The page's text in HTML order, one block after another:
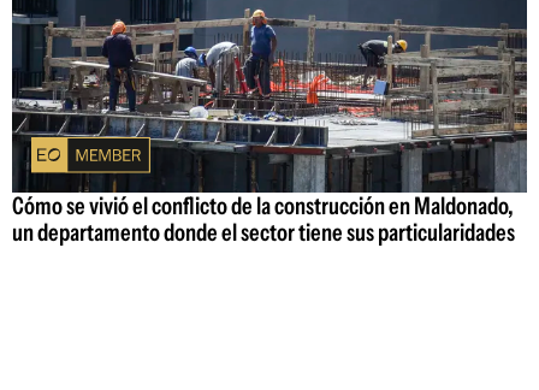
Cómo se vivió el conflicto de la construcción en Maldonado,
un departamento donde el sector tiene sus particularidades